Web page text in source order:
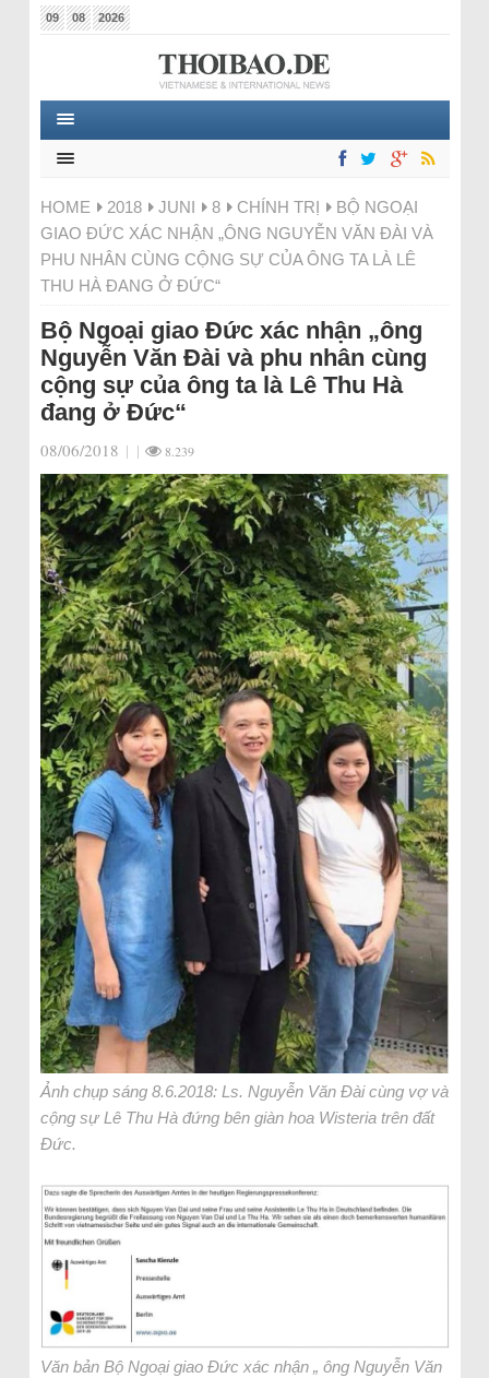
09 08 2026
HOME 2018 JUNI 8 CHÍNH TRỊ
BỘ NGOẠI
GIAO ĐỨC XÁC NHẬN „ÔNG NGUYỄN VĂN ĐÀI VÀ
PHU NHÂN CÙNG CỘNG SỰ CỦA ÔNG TA LÀ LÊ
THU HÀ ĐANG Ở ĐỨC“
Bộ Ngoại giao Đức xác nhận „ông
Nguyễn Văn Đài và phu nhân cùng
cộng sự của ông ta là Lê Thu Hà
đang ở Đức“
08/06/2018 | | 8.239
Ảnh chụp sáng 8.6.2018: Ls. Nguyễn Văn Đài cùng vợ và
cộng sự Lê Thu Hà đứng bên giàn hoa Wisteria trên đất
Đức.
Văn bản Bộ Ngoại giao Đức xác nhận „ ông Nguyễn Văn